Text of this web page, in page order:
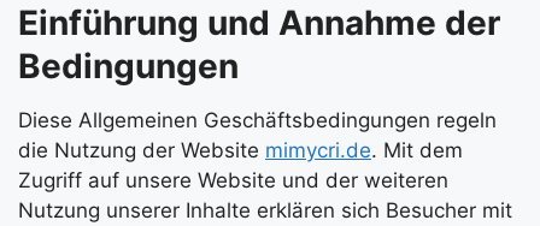
Einführung und Annahme der
Bedingungen
Diese Allgemeinen Geschäftsbedingungen regeln
die Nutzung der Website mimycri.de. Mit dem
Zugriff auf unsere Website und der weiteren
Nutzung unserer Inhalte erklären sich Besucher mit